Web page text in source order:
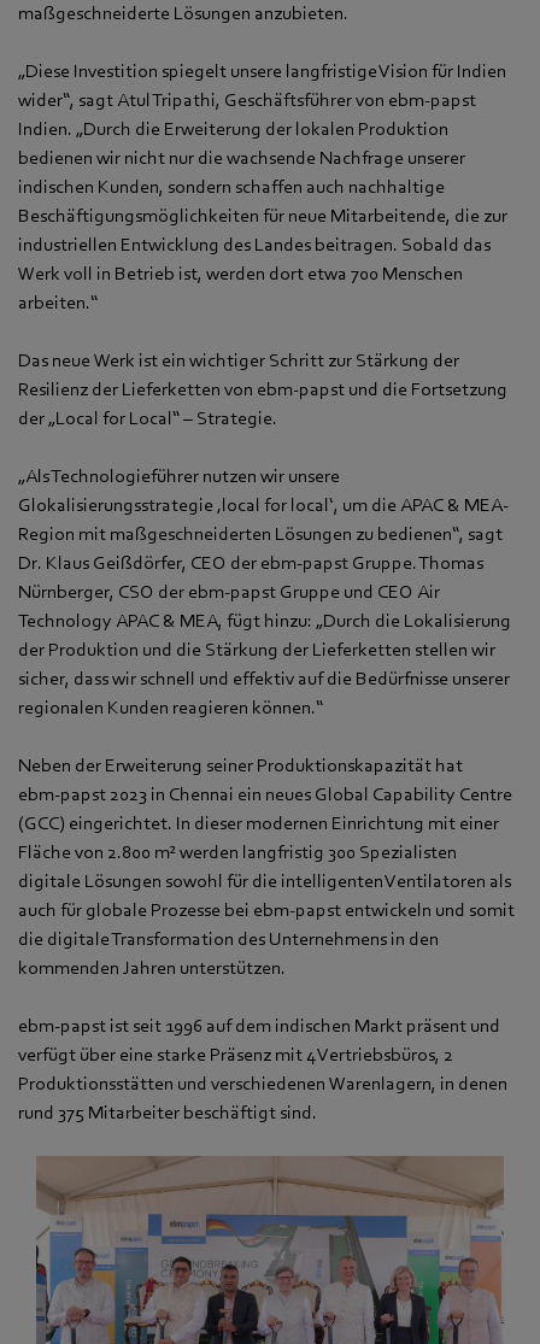
maßgeschneiderte Lösungen anzubieten.
„Diese Investition spiegelt unsere langfristige Vision für Indien
wider“, sagt Atul Tripathi, Geschäftsführer von ebm‑papst
Indien. „Durch die Erweiterung der lokalen Produktion
bedienen wir nicht nur die wachsende Nachfrage unserer
indischen Kunden, sondern schaffen auch nachhaltige
Beschäftigungsmöglichkeiten für neue Mitarbeitende, die zur
industriellen Entwicklung des Landes beitragen. Sobald das
Werk voll in Betrieb ist, werden dort etwa 700 Menschen
arbeiten.“
Das neue Werk ist ein wichtiger Schritt zur Stärkung der
Resilienz der Lieferketten von ebm‑papst und die Fortsetzung
der „Local for Local“ – Strategie.
„Als Technologieführer nutzen wir unsere
Glokalisierungsstrategie ‚local for local‘, um die APAC & MEA-
Region mit maßgeschneiderten Lösungen zu bedienen“, sagt
Dr. Klaus Geißdörfer, CEO der ebm‑papst Gruppe. Thomas
Nürnberger, CSO der ebm‑papst Gruppe und CEO Air
Technology APAC & MEA, fügt hinzu: „Durch die Lokalisierung
der Produktion und die Stärkung der Lieferketten stellen wir
sicher, dass wir schnell und effektiv auf die Bedürfnisse unserer
regionalen Kunden reagieren können.“
Neben der Erweiterung seiner Produktionskapazität hat
ebm‑papst 2023 in Chennai ein neues Global Capability Centre
(GCC) eingerichtet. In dieser modernen Einrichtung mit einer
Fläche von 2.800 m² werden langfristig 300 Spezialisten
digitale Lösungen sowohl für die intelligenten Ventilatoren als
auch für globale Prozesse bei ebm‑papst entwickeln und somit
die digitale Transformation des Unternehmens in den
kommenden Jahren unterstützen.
ebm‑papst ist seit 1996 auf dem indischen Markt präsent und
verfügt über eine starke Präsenz mit 4 Vertriebsbüros, 2
Produktionsstätten und verschiedenen Warenlagern, in denen
rund 375 Mitarbeiter beschäftigt sind.